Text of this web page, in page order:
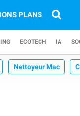
PLANS
ECOTECH IA
Nettoyeur Mac